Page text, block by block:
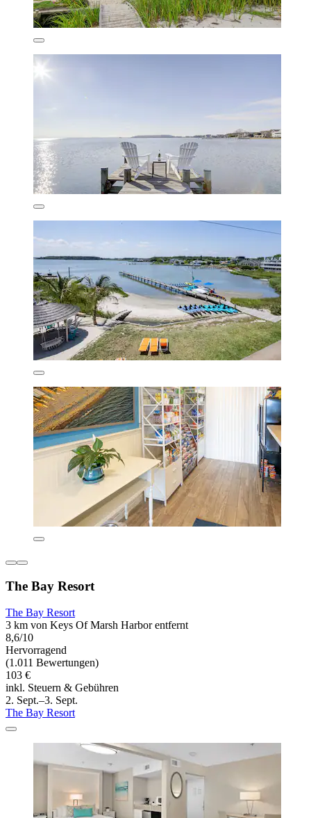
The Bay Resort
The Bay Resort
3 km von Keys Of Marsh Harbor entfernt
8,6/10
Hervorragend
(1.011 Bewertungen)
103 €
inkl. Steuern & Gebühren
2. Sept.–3. Sept.
The Bay Resort